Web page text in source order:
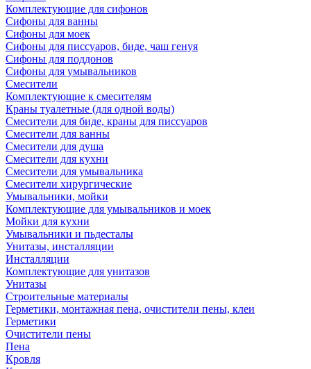
Комплектующие для сифонов
Сифоны для ванны
Сифоны для моек
Сифоны для писсуаров, биде, чаш генуя
Сифоны для поддонов
Сифоны для умывальников
Смесители
Комплектующие к смесителям
Краны туалетные (для одной воды)
Смесители для биде, краны для писсуаров
Смесители для ванны
Смесители для душа
Смесители для кухни
Смесители для умывальника
Смесители хирургические
Умывальники, мойки
Комплектующие для умывальников и моек
Мойки для кухни
Умывальники и пьдесталы
Унитазы, инсталляции
Инсталляции
Комплектующие для унитазов
Унитазы
Строительные материалы
Герметики, монтажная пена, очистители пены, клеи
Герметики
Очистители пены
Пена
Кровля